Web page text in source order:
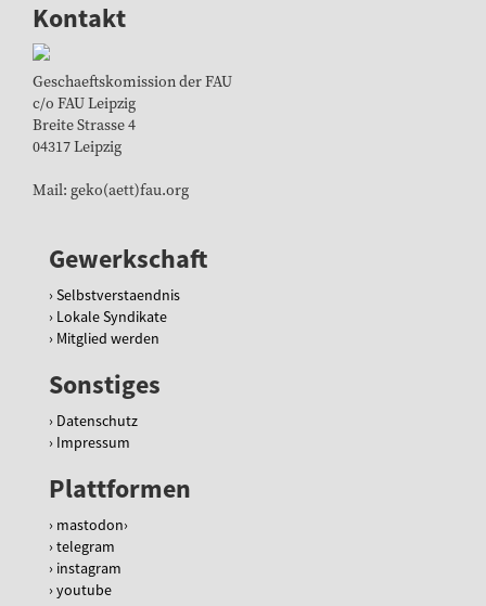
Kontakt
Geschaeftskomission der FAU
c/o FAU Leipzig
Breite Strasse 4
04317 Leipzig
Mail: geko(aett)fau.org
Gewerkschaft
Selbstverstaendnis
Lokale Syndikate
Mitglied werden
Sonstiges
Datenschutz
Impressum
Plattformen
mastodon
telegram
instagram
youtube